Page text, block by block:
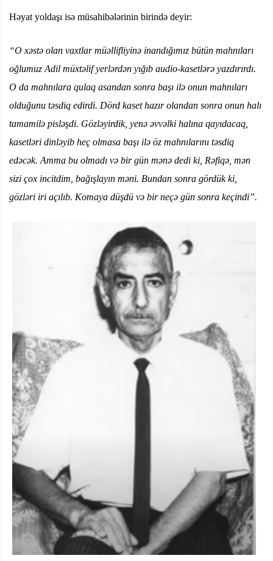
Həyat yoldaşı isə müsahibələrinin birində deyir:
“O xəstə olan vaxtlar müəllifliyinə inandığımız bütün mahnıları
oğlumuz Adil müxtəlif yerlərdən yığıb audio-kasetlərə yazdırırdı.
O da mahnılara qulaq asandan sonra başı ilə onun mahnıları
olduğunu təsdiq edirdi. Dörd kaset hazır olandan sonra onun halı
tamamilə pisləşdi. Gözləyirdik, yenə əvvəlki halına qayıdacaq,
kasetləri dinləyib heç olmasa başı ilə öz mahnılarını təsdiq
edəcək. Amma bu olmadı və bir gün mənə dedi ki, Rəfiqə, mən
sizi çox incitdim, bağışlayın məni. Bundan sonra gördük ki,
gözləri iri açılıb. Komaya düşdü və bir neçə gün sonra keçindi”.